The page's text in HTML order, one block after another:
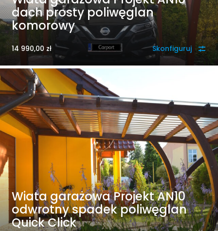
dach prosty poliwęglan
komorowy
14 990,00 zł Skonfiguruj
Wiata garażowa Projekt AN10
odwrotny spadek poliwęglan
Quick Click